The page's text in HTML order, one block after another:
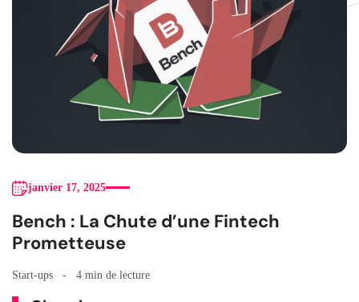
janvier 17, 2025
Bench : La Chute d’une Fintech
Prometteuse
Start-ups 4 min de lecture